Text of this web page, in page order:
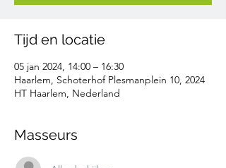
Tijd en locatie
05 jan 2024, 14:00 – 16:30
Haarlem, Schoterhof Plesmanplein 10, 2024
HT Haarlem, Nederland
Masseurs